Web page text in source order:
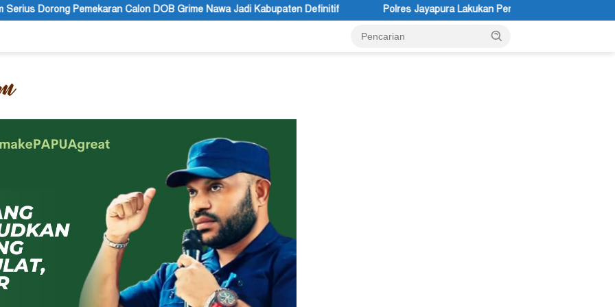
Calon DOB Grime Nawa Jadi Kabupaten Definitif Polres Jayapura Lakukan Penyelidikan Pasca Keracunan Akibat Dugaan